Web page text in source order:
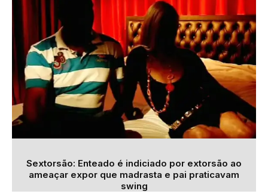
Sextorsão: Enteado é indiciado por extorsão ao
ameaçar expor que madrasta e pai praticavam
swing